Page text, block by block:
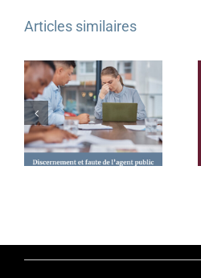
Articles similaires